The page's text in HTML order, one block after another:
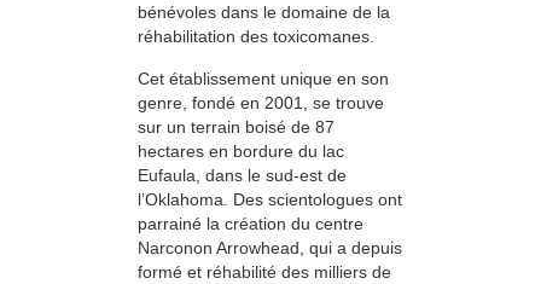
bénévoles dans le domaine de la
réhabilitation des toxicomanes.
Cet établissement unique en son
genre, fondé en 2001, se trouve
sur un terrain boisé de 87
hectares en bordure du lac
Eufaula, dans le sud-est de
l’Oklahoma. Des scientologues ont
parrainé la création du centre
Narconon Arrowhead, qui a depuis
formé et réhabilité des milliers de